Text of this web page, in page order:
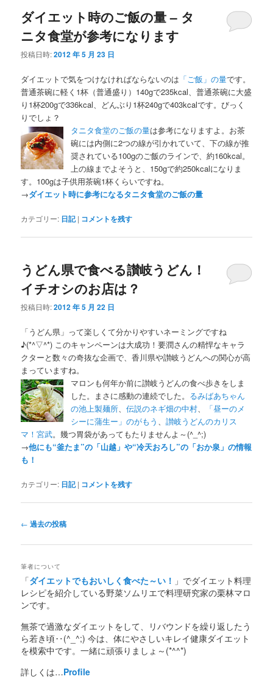
ダイエット時のご飯の量 – タ
ニタ食堂が参考になります
投稿日時:2012 年 5 月 23 日
ダイエットで気をつけなければならないのは 「ご飯」の量です。
普通茶碗に軽く1杯（普通盛り）140gで235kcal、普通茶碗に大盛
り1杯200gで336kcal、どんぶり1杯240gで403kcalです。びっく
りでしょ？
タニタ食堂のご飯の量は参考になりますよ。お茶
碗には内側に2つの線が引かれていて、下の線が推
奨されている100gのご飯のラインで、約160kcal。
上の線までよそうと、150gで約250kcalになりま
す。100gは子供用茶碗1杯くらいですね。
→ダイエット時に参考になるタニタ食堂のご飯の量
カテゴリー: 日記 | コメントを残す
うどん県で食べる讃岐うどん！
イチオシのお店は？
投稿日時:2012 年 5 月 22 日
「うどん県」って楽しくて分かりやすいネーミングですね
♪(*^▽^*) このキャンペーンは大成功！要潤さんの精悍なキャラ
クターと数々の奇抜な企画で、香川県や讃岐うどんへの関心が高
まっていますね。
マロンも何年か前に讃岐うどんの食べ歩きをしま
した。まさに感動の連続でした。 るみばあちゃん
の池上製麺所、伝説のネギ畑の中村、
「昼ーのメ
シーに蒲生ー」のがもう 、讃岐うどんのカリス
マ！宮武。幾つ胃袋があってもたりませんよ～(^_^;)
→他にも“釜たま”の「山越」や“冷天おろし”の「おか泉」の情報
も！
カテゴリー: 日記 | コメントを残す
投
ナ
シ
ョ
ン
← 過去の投稿
筆者について
「ダイエットでもおいしく食べた～い！ 」でダイエット料理
レシピを紹介している野菜ソムリエで料理研究家の栗林マロ
ンです。
無茶で過激なダイエットをして、リバウンドを繰り返したう
ら若き頃‥(^_^;) 今は、体にやさしいキレイ健康ダイエット
を模索中です。一緒に頑張りましょ～(*^^*)
詳しくは…Profile